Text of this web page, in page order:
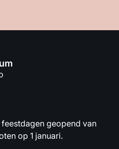
geopend van
op 1 januari.